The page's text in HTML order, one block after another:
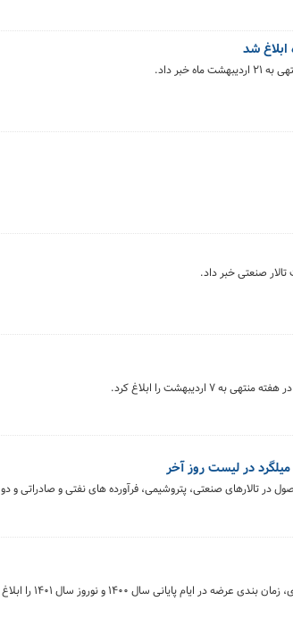
شد
داد.
صنعتی خبر داد.
را ابلاغ کرد.
پایانی سال ۱۴۰۰ و نوروز سال ۱۴۰۱ را ابلاغ کرد.